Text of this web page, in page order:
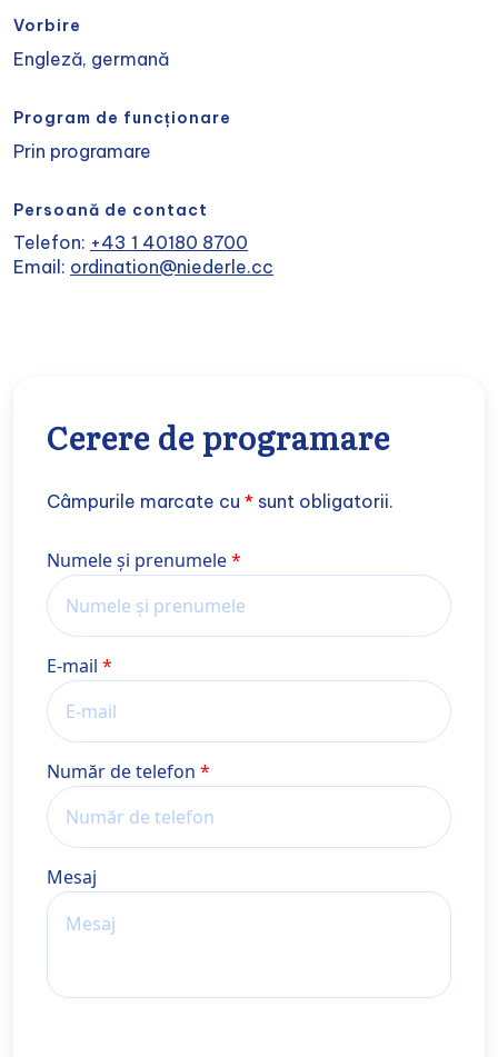
Vorbire
Engleză, germană
Program de funcționare
Prin programare
Persoană de contact
Telefon: +43 1 40180 8700
Email: ordination@niederle.cc
Cerere de programare
Câmpurile marcate cu * sunt obligatorii.
Nume și prenume
Numele și prenumele
E-mail
Număr de telefon
Mesaj